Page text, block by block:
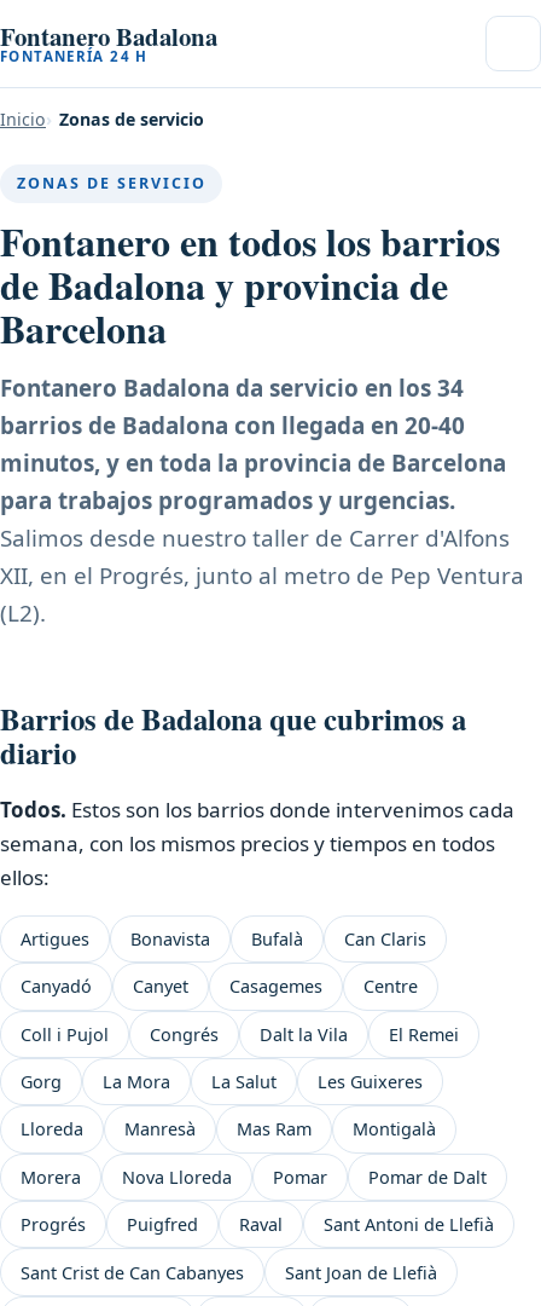
Fontanero Badalona
FONTANERÍA 24 H
Inicio Zonas de servicio
ZONAS DE SERVICIO
Fontanero en todos los barrios
de Badalona y provincia de
Barcelona
Fontanero Badalona da servicio en los 34
barrios de Badalona con llegada en 20-40
minutos, y en toda la provincia de Barcelona
para trabajos programados y urgencias.
Salimos desde nuestro taller de Carrer d'Alfons
XII, en el Progrés, junto al metro de Pep Ventura
(L2).
Barrios de Badalona que cubrimos a
diario
Todos. Estos son los barrios donde intervenimos cada
semana, con los mismos precios y tiempos en todos
ellos:
Artigues Bonavista Bufalà Can Claris
Canyadó Canyet Casagemes Centre
Coll i Pujol Congrés Dalt la Vila El Remei
Gorg La Mora La Salut Les Guixeres
Lloreda Manresà Mas Ram Montigalà
Morera Nova Lloreda Pomar Pomar de Dalt
Progrés Puigfred Raval Sant Antoni de Llefià
Sant Crist de Can Cabanyes Sant Joan de Llefià